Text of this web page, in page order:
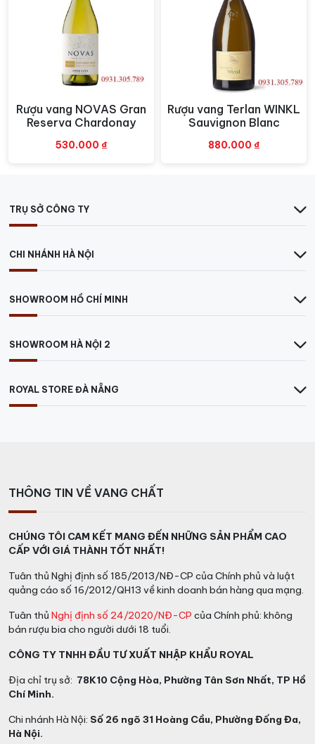
Tại Hà Nội:E3B, Ecohome 1, P. Đông Ngạc, Bắc Từ
Hotline:
>>>> Các loạiRƯỢU VANG PHÁP ngon khác.
Xem nhanh
Rượu vang NOVAS Gran
Reserva Chardonay
530.000 ₫
Xem nhanh
Rượu vang Terlan WINKL
Sauvignon Blanc
880.000 ₫
TRỤ SỞ CÔNG TY
CHI NHÁNH HÀ NỘI
SHOWROOM HỒ CHÍ MINH
SHOWROOM HÀ NỘI 2
ROYAL STORE ĐÀ NẴNG
THÔNG TIN VỀ VANG CHẤT
CHÚNG TÔI CAM KẾT MANG ĐẾN NHỮNG SẢN PHẨM CAO
CẤP VỚI GIÁ THÀNH TỐT NHẤT!
Tuân thủ Nghị định số 185/2013/NĐ-CP của Chính phủ và luật
quảng cáo số 16/2012/QH13 về kinh doanh bán hàng qua mạng.
Tuân thủ Nghị định số 24/2020/NĐ-CP của Chính phủ: không
bán rượu bia cho người dưới 18 tuổi.
CÔNG TY TNHH ĐẦU TƯ XUẤT NHẬP KHẨU ROYAL
Địa chỉ trụ sở: 78K10 Cộng Hòa, Phường Tân Sơn Nhất, TP Hồ
Chí Minh.
Chi nhánh Hà Nội: Số 26 ngõ 31 Hoàng Cầu, Phường Đống Đa,
Hà Nội.